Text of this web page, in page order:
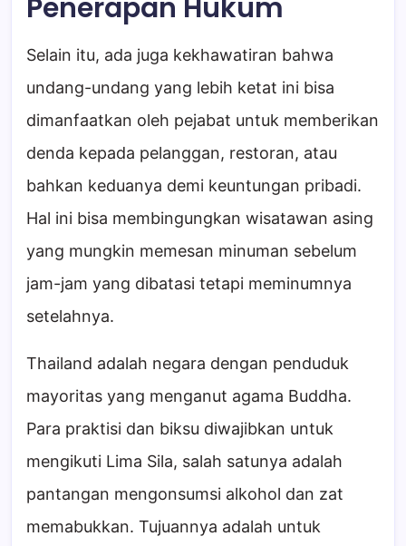
Penerapan Hukum
Selain itu, ada juga kekhawatiran bahwa
undang-undang yang lebih ketat ini bisa
dimanfaatkan oleh pejabat untuk memberikan
denda kepada pelanggan, restoran, atau
bahkan keduanya demi keuntungan pribadi.
Hal ini bisa membingungkan wisatawan asing
yang mungkin memesan minuman sebelum
jam-jam yang dibatasi tetapi meminumnya
setelahnya.
Thailand adalah negara dengan penduduk
mayoritas yang menganut agama Buddha.
Para praktisi dan biksu diwajibkan untuk
mengikuti Lima Sila, salah satunya adalah
pantangan mengonsumsi alkohol dan zat
memabukkan. Tujuannya adalah untuk